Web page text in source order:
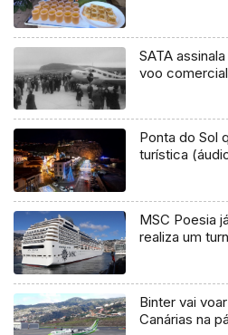
SATA
voo comercial
Ponta do Sol
turística
MSC Poesia
realiza um
Binter vai
Canárias na